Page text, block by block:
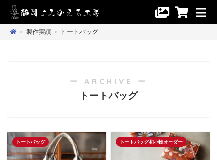
> 製作実績 > トートバッグ
ー ARCHIVE ー
トートバッグ
トートバッグ トートバッグ和小物オーダー